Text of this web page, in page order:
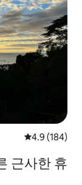
평점 4.9점(5
4.9 (184)
근사한 휴